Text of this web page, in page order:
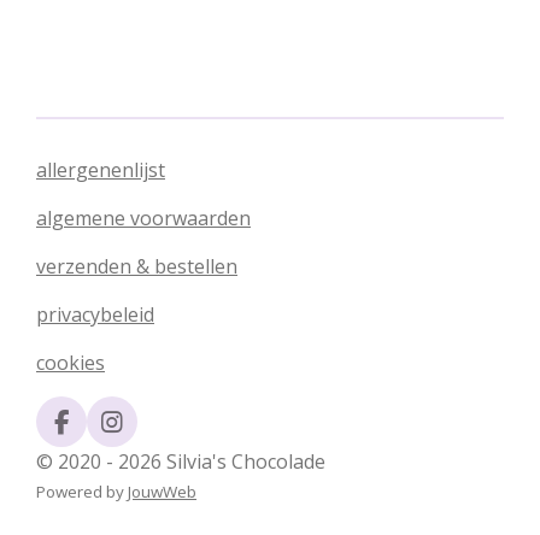
allergenenlijst
algemene voorwaarden
verzenden & bestellen
privacybeleid
cookies
F
a
c
e
I
n
s
t
© 2020 - 2026 Silvia's Chocolade
Powered by JouwWeb